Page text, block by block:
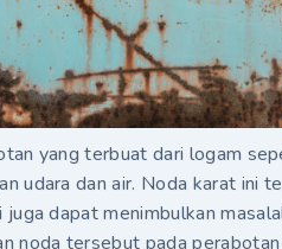
yang terbuat dari logam
udara dan air. Noda karat ini
dapat menimbulkan
noda tersebut pada